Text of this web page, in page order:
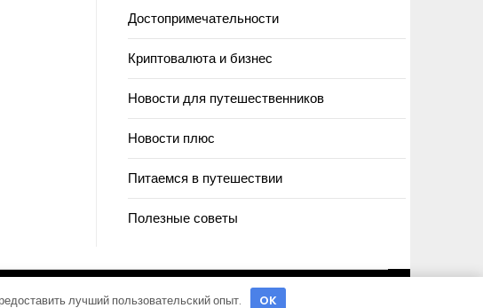
Достопримечательности
Криптовалюта и бизнес
Новости для путешественников
Новости плюс
Питаемся в путешествии
Полезные советы
WordPressлучший пользовательский опыт. OK